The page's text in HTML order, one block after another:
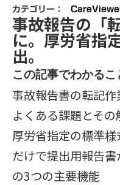
カテゴリー：
事故報告の「
に。厚労省指
出。
この記事でわかるこ
事故報告書の転記
よくある課題とその
厚労省指定の標準
だけで提出用報告書
の3つの主要機能